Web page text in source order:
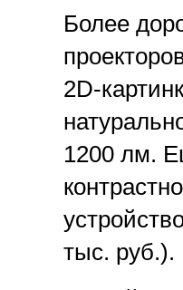
Более
2D-
1200 лм.
тыс. руб.).